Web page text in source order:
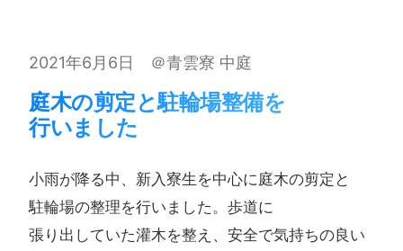
2021年6月6日 ＠青雲寮 中庭
庭木の​剪定と​駐輪場整備を​
行いました​
小雨が​降る​中、​新入寮生を​中心に​庭木の​剪定と​
駐輪場の​整理を​行いました。​歩道に​
張り出していた​灌木を​整え、​安全で​気持ちの​良い​